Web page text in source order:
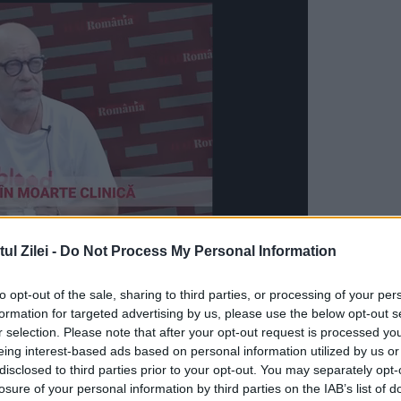
Zilei - Do Not Process My Personal Information
opt-out of the sale, sharing to third parties, or processing of your
for targeted advertising by us, please use the below opt-out
selection. Please note that after your opt-out request is processed
interest-based ads based on personal information utilized by us
to third parties prior to your opt-out. You may separately
of your personal information by third parties on the IAB’s list of
mai mare și vrei să folosești apă
Până acum, procedura era greoaie și
ce documente trebuie să pregătească. În